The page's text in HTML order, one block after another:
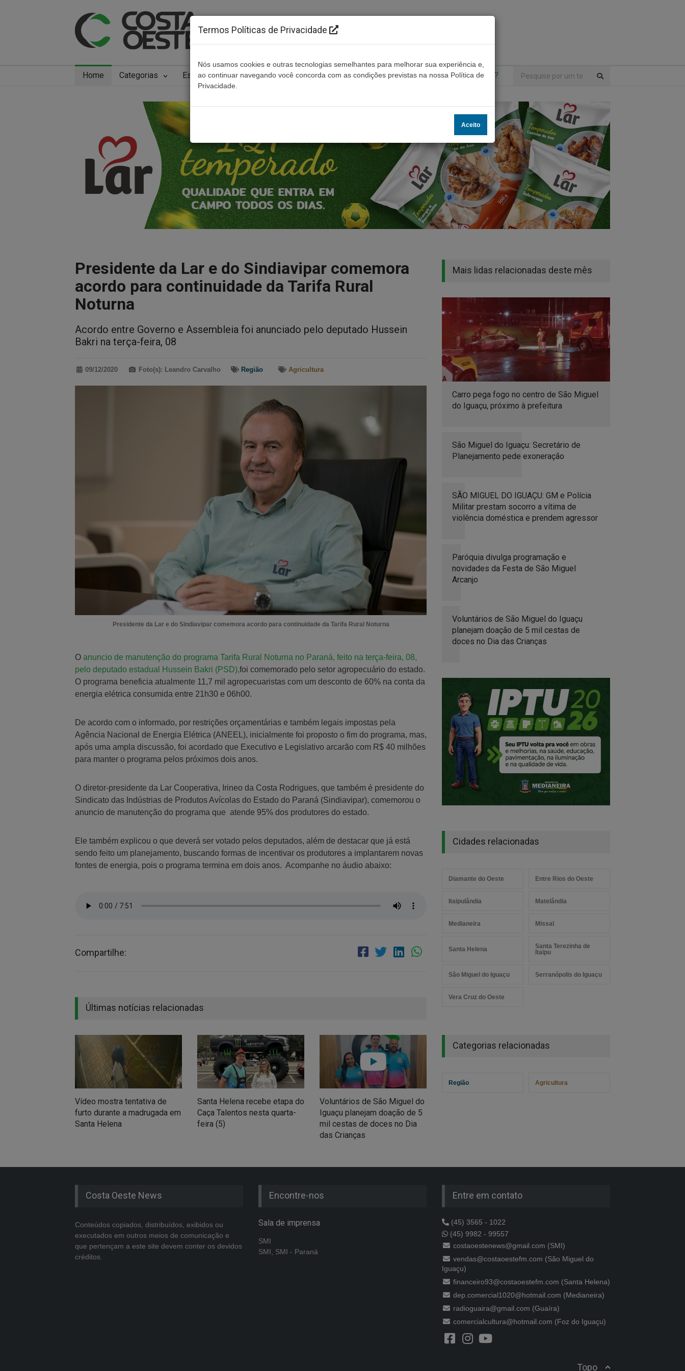
Home Categorias Especiais Cidades Ouça ao vivo Contato Não encontrou algo?
Presidente da Lar e do Sindiavipar comemora
acordo para continuidade da Tarifa Rural
Noturna
Acordo entre Governo e Assembleia foi anunciado pelo deputado Hussein
Bakri na terça-feira, 08
09/12/2020 Foto(s): Leandro Carvalho Região Agricultura
Presidente da Lar e do Sindiavipar comemora acordo para continuidade da Tarifa Rural Noturna
O anuncio de manutenção do programa Tarifa Rural Noturna no Paraná, feito na terça-feira, 08,
pelo deputado estadual Hussein Bakri (PSD),foi comemorado pelo setor agropecuário do estado.
O programa beneficia atualmente 11,7 mil agropecuaristas com um desconto de 60% na conta da
energia elétrica consumida entre 21h30 e 06h00.
De acordo com o informado, por restrições orçamentárias e também legais impostas pela
Agência Nacional de Energia Elétrica (ANEEL), inicialmente foi proposto o fim do programa, mas,
após uma ampla discussão, foi acordado que Executivo e Legislativo arcarão com R$ 40 milhões
para manter o programa pelos próximos dois anos.
O diretor-presidente da Lar Cooperativa, Irineo da Costa Rodrigues, que também é presidente do
Sindicato das Indústrias de Produtos Avícolas do Estado do Paraná (Sindiavipar), comemorou o
anuncio de manutenção do programa que atende 95% dos produtores do estado.
Ele também explicou o que deverá ser votado pelos deputados, além de destacar que já está
sendo feito um planejamento, buscando formas de incentivar os produtores a implantarem novas
fontes de energia, pois o programa termina em dois anos. Acompanhe no áudio abaixo:
Compartilhe:
Últimas notícias relacionadas
Vídeo mostra tentativa de
furto durante a madrugada em
Santa Helena
Santa Helena recebe etapa do
Caça Talentos nesta quarta-
feira (5)
Voluntários de São Miguel do
Iguaçu planejam doação de 5
mil cestas de doces no Dia
das Crianças
Mais lidas relacionadas deste mês
Carro pega fogo no centro de São Miguel
do Iguaçu, próximo à prefeitura
São Miguel do Iguaçu: Secretário de
Planejamento pede exoneração
SÃO MIGUEL DO IGUAÇU: GM e Polícia
Militar prestam socorro a vítima de
violência doméstica e prendem agressor
Paróquia divulga programação e
novidades da Festa de São Miguel
Arcanjo
Voluntários de São Miguel do Iguaçu
planejam doação de 5 mil cestas de
doces no Dia das Crianças
Cidades relacionadas
Diamante do Oeste Entre Rios do Oeste
Itaipulândia Matelândia
Medianeira Missal
Santa Helena
Santa Terezinha de
Itaipu
São Miguel do Iguaçu Serranópolis do Iguaçu
Vera Cruz do Oeste
Categorias relacionadas
Região Agricultura
Costa Oeste News
Conteúdos copiados, distribuídos, exibidos ou
executados em outros meios de comunicação e
que pertençam a este site devem conter os devidos
créditos.
Encontre-nos
Sala de imprensa
SMI
SMI, SMI - Paraná
Entre em contato
(45) 3565 - 1022
(45) 9982 - 99557
costaoestenews@gmail.com (SMI)
vendas@costaoestefm.com (São Miguel do
Iguaçu)
financeiro93@costaoestefm.com (Santa Helena)
dep.comercial1020@hotmail.com (Medianeira)
radioguaira@gmail.com (Guaíra)
comercialcultura@hotmail.com (Foz do Iguaçu)
Topo
Termos Políticas de Privacidade
Nós usamos cookies e outras tecnologias semelhantes para melhorar sua experiência e,
ao continuar navegando você concorda com as condições previstas na nossa Política de
Privacidade.
Aceito